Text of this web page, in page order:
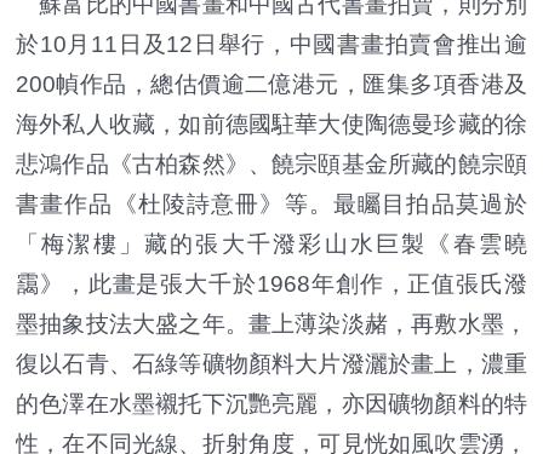
於10月11日及12日舉行，中國書畫拍賣會推出逾
200幀作品，總估價逾二億港元，匯集多項香港及
海外私人收藏，如前德國駐華大使陶德曼珍藏的徐
悲鴻作品《古柏森然》、饒宗頤基金所藏的饒宗頤
書畫作品《杜陵詩意冊》等。最矚目拍品莫過於
「梅潔樓」藏的張大千潑彩山水巨製《春雲曉
靄》，此畫是張大千於1968年創作，正值張氏潑
墨抽象技法大盛之年。畫上薄染淡赭，再敷水墨，
復以石青、石綠等礦物顏料大片潑灑於畫上，濃重
的色澤在水墨襯托下沉艷亮麗，亦因礦物顏料的特
性，在不同光線、折射角度，可見恍如風吹雲湧，